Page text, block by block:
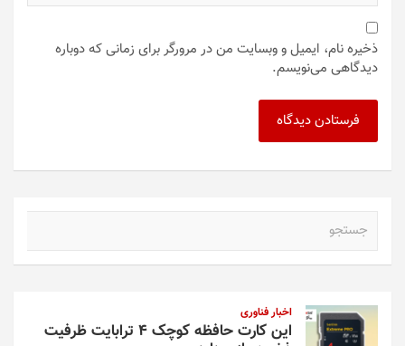
ذخیره نام، ایمیل و وبسایت من در مرورگر برای زمانی که دوباره
دیدگاهی می‌نویسم.
اخبار فناوری
این کارت حافظه کوچک ۴ ترابایت ظرفیت